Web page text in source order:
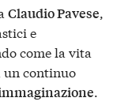
Claudio Pavese,
e
come la vita
un continuo
.